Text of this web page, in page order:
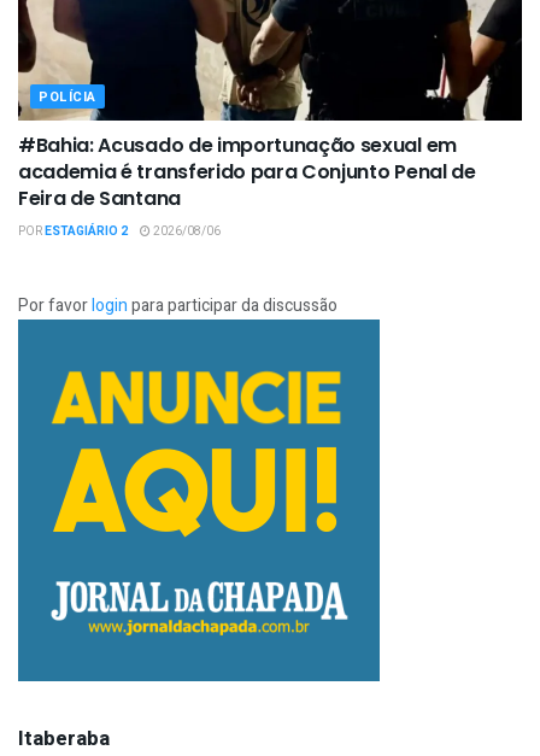
POLÍCIA
#Bahia: Acusado de importunação sexual em
academia é transferido para Conjunto Penal de
Feira de Santana
PORESTAGIÁRIO 2 2026/08/06
Por favorloginpara participar da discussão
Itaberaba